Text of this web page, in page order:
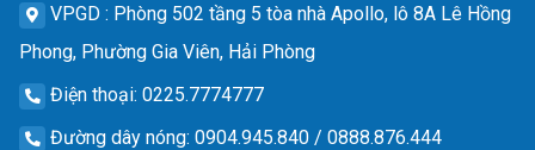
VPGD : Phòng 502 tầng 5 tòa nhà Apollo, lô 8A Lê Hồng
Phong, Phường Gia Viên, Hải Phòng
Điện thoại: 0225.7774777
Đường dây nóng: 0904.945.840 / 0888.876.444